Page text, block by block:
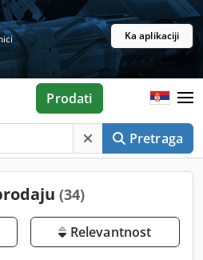
Ka aplikaciji
Pretraga
Prodati
(34)
Relevantnost